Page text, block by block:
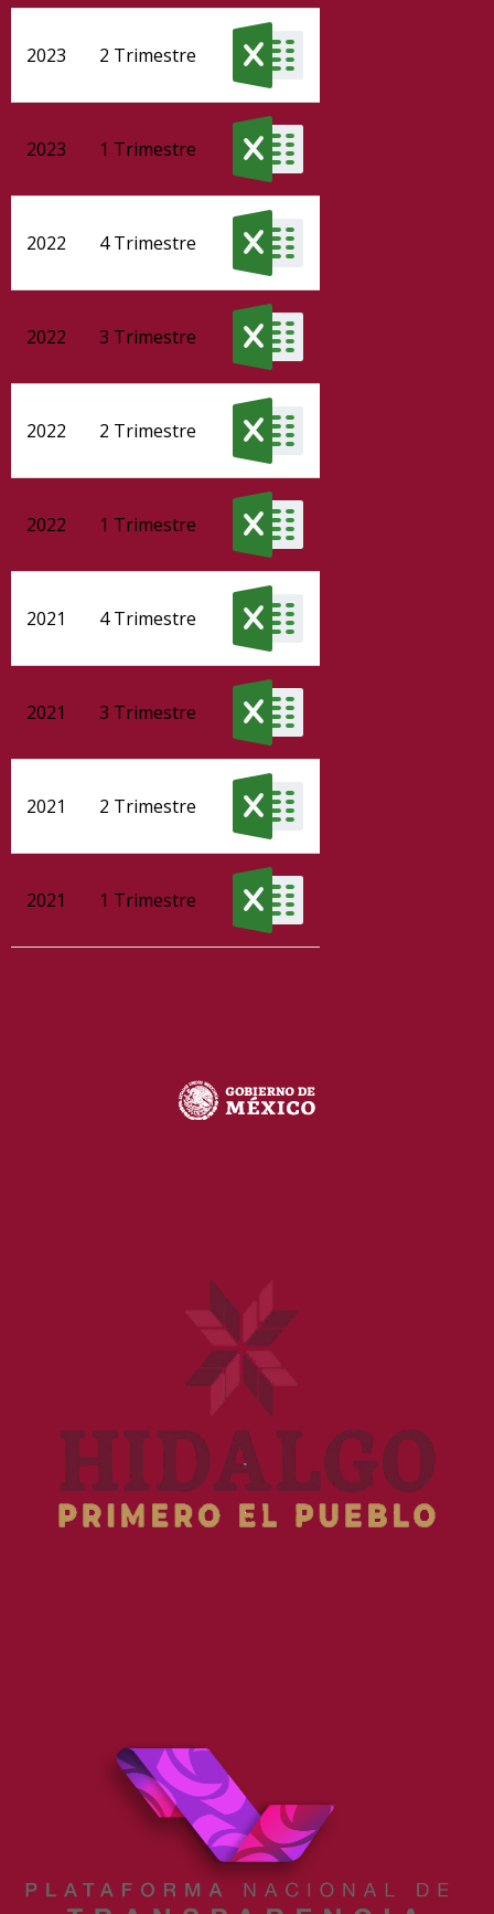
2023 2 Trimestre
2023 1 Trimestre
2022 4 Trimestre
2022 3 Trimestre
2022 2 Trimestre
2022 1 Trimestre
2021 4 Trimestre
2021 3 Trimestre
2021 2 Trimestre
2021 1 Trimestre